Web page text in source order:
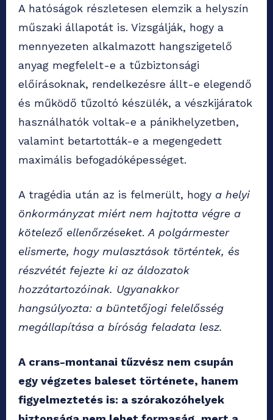
A hatóságok részletesen elemzik a helyszín
műszaki állapotát is. Vizsgálják, hogy a
mennyezeten alkalmazott hangszigetelő
anyag megfelelt-e a tűzbiztonsági
előírásoknak, rendelkezésre állt-e elegendő
és működő tűzoltó készülék, a vészkijáratok
használhatók voltak-e a pánikhelyzetben,
valamint betartották-e a megengedett
maximális befogadóképességet.
A tragédia után az is felmerült, hogy a helyi
önkormányzat miért nem hajtotta végre a
kötelező ellenőrzéseket.A polgármester
elismerte, hogy mulasztások történtek, és
részvétét fejezte ki az áldozatok
hozzátartozóinak. Ugyanakkor
hangsúlyozta: a büntetőjogi felelősség
megállapítása a bíróság feladata lesz.
A crans-montanai tűzvész nem csupán
egy végzetes baleset története, hanem
figyelmeztetés is: a szórakozóhelyek